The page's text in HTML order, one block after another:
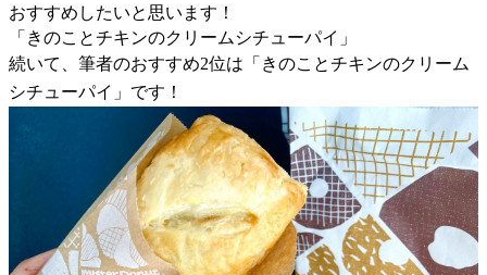
おすすめしたいと思います！
「きのことチキンのクリームシチューパイ」
続いて、筆者のおすすめ2位は「きのことチキンのクリーム
シチューパイ」です！